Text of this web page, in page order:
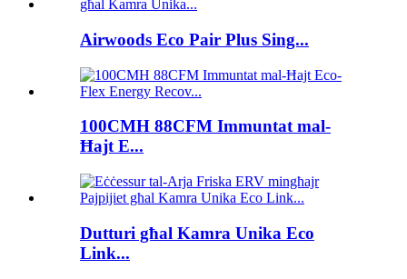
Airwoods Eco Pair Plus Sing...
100CMH 88CFM Immuntat mal-
Ħajt E...
Dutturi għal Kamra Unika Eco
Link...